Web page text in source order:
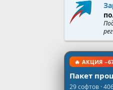
🔥 АКЦИЯ
Пакет
29 софтов ·